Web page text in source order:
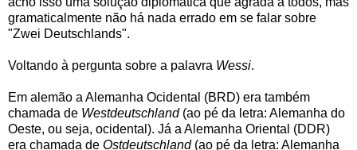
gramaticalmente não há nada errado em se falar sobre
"Zwei Deutschlands".
Voltando à pergunta sobre a palavra Wessi.
Em alemão a Alemanha Ocidental (BRD) era também
chamada de Westdeutschland(ao pé da letra: Alemanha do
Oeste, ou seja, ocidental). Já a Alemanha Oriental (DDR)
era chamada de Ostdeutschland(ao pé da letra: Alemanha